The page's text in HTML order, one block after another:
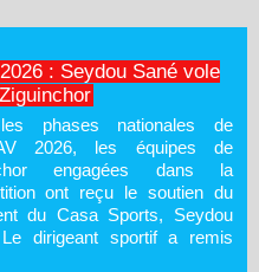
: Seydou Sané vole
phases nationales de
2026, les équipes de
engagées dans la
ont reçu le soutien du
du Casa Sports, Seydou
dirigeant sportif a remis